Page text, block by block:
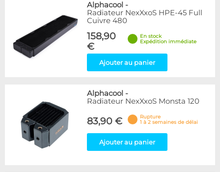
Alphacool -
Radiateur NexXxoS HPE-45 Full
Cuivre 480
158,90
€
En stock
Expédition immédiate
Ajouter au panier
Alphacool -
Radiateur NexXxoS Monsta 120
83,90 €
Rupture
1 à 2 semaines de délai
Ajouter au panier